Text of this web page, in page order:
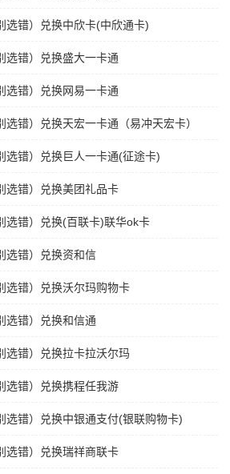
选错）兑换中欣卡(中欣通卡)
选错）兑换盛大一卡通
选错）兑换网易一卡通
错）兑换天宏一卡通（易冲天宏卡）
选错）兑换巨人一卡通(征途卡)
选错）兑换美团礼品卡
选错）兑换(百联卡)联华ok卡
选错）兑换资和信
选错）兑换沃尔玛购物卡
选错）兑换和信通
选错）兑换拉卡拉沃尔玛
选错）兑换携程任我游
选错）兑换中银通支付(银联购物卡)
选错）兑换瑞祥商联卡